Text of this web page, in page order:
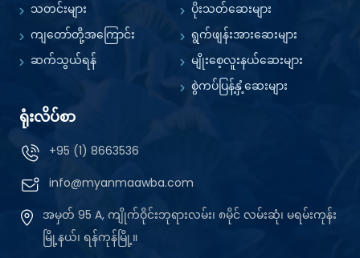
သတင်းများ
ကျတော်တို့အကြောင်း
ဆက်သွယ်ရန်
ပိုးသတ်ဆေးများ
ရွက်ဖျန်းအားဆေးများ
မျိုးစေ့လူးနယ်ဆေးများ
စွဲကပ်ပြန့်နှံ့ဆေးများ
ရုံးလိပ်စာ
+95 (1) 8663536
info@myanmaawba.com
အမှတ် 95 A, ကျိုက်ဝိုင်းဘုရားလမ်း၊ ၈မိုင် လမ်းဆုံ၊ မရမ်းကုန်း
မြို့နယ်၊ ရန်ကုန်မြို့။